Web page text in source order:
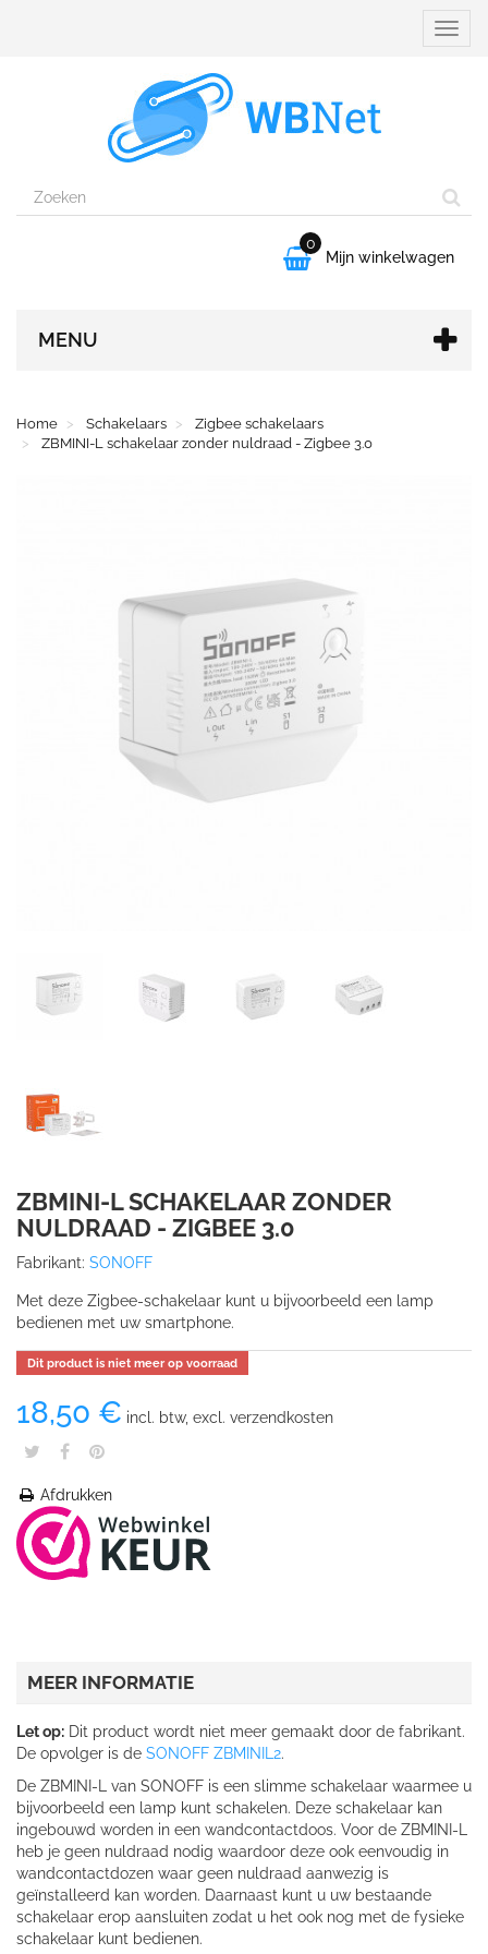

0
Mijn winkelwagen
MENU
Home Schakelaars
Zigbee schakelaars
ZBMINI-L schakelaar zonder nuldraad - Zigbee 3.0
ZBMINI-L SCHAKELAAR ZONDER
NULDRAAD - ZIGBEE 3.0
Fabrikant: SONOFF
Met deze Zigbee-schakelaar kunt u bijvoorbeeld een lamp
bedienen met uw smartphone.
Dit product is niet meer op voorraad
18,50 € incl. btw, excl. verzendkosten
Afdrukken
MEER INFORMATIE
Let op: Dit product wordt niet meer gemaakt door de fabrikant.
De opvolger is de SONOFF ZBMINIL2.
De ZBMINI-L van SONOFF is een slimme schakelaar waarmee u
bijvoorbeeld een lamp kunt schakelen. Deze schakelaar kan
ingebouwd worden in een wandcontactdoos. Voor de ZBMINI-L
heb je geen nuldraad nodig waardoor deze ook eenvoudig in
wandcontactdozen waar geen nuldraad aanwezig is
geïnstalleerd kan worden. Daarnaast kunt u uw bestaande
schakelaar erop aansluiten zodat u het ook nog met de fysieke
schakelaar kunt bedienen.